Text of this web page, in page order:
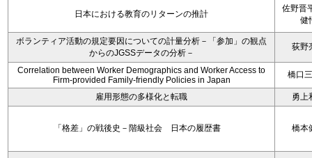
日本における教育のリターンの推計
佐野晋
健
ボランティア活動の規定要因についての計量分析－「参加」の観点
からのJGSSデータの分析－
荻野
Correlation between Worker Demographics and Worker Access to
Firm-provided Family-friendly Policies in Japan
橋口
雇用形態の多様化と転職 勇上
「格差」の戦後史－階級社会 日本の履歴書 橋本